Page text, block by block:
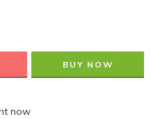
BUY NOW
now